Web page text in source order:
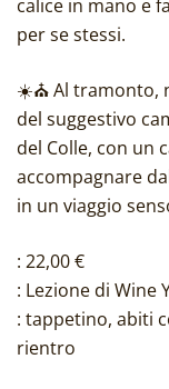
calice in mano e
per se stessi.
☀️⛪️ Al tramonto,
del suggestivo
del Colle, con un
accompagnare
in un viaggio
: 22,00 €
: Lezione di Wine
: tappetino, abiti
rientro